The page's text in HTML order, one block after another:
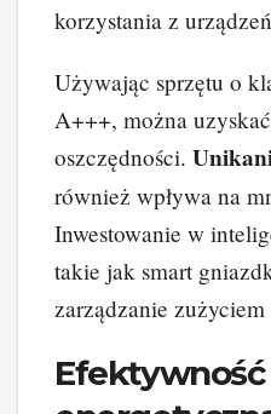
korzystania z
Używając sprzętu o
A+++, można
oszczędności.
również wpływa na
Inwestowanie w
takie jak smart
zarządzanie
Efektywność